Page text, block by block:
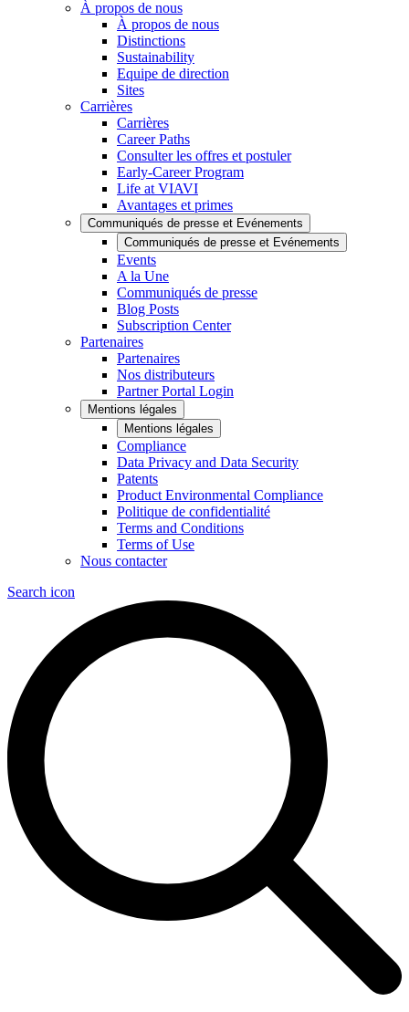
À propos de nous
À propos de nous
Distinctions
Sustainability
Equipe de direction
Sites
Carrières
Carrières
Career Paths
Consulter les offres et postuler
Early-Career Program
Life at VIAVI
Avantages et primes
Communiqués de presse et Evénements
Communiqués de presse et Evénements
Events
A la Une
Communiqués de presse
Blog Posts
Subscription Center
Partenaires
Partenaires
Nos distributeurs
Partner Portal Login
Mentions légales
Mentions légales
Compliance
Data Privacy and Data Security
Patents
Product Environmental Compliance
Politique de confidentialité
Terms and Conditions
Terms of Use
Nous contacter
Search icon